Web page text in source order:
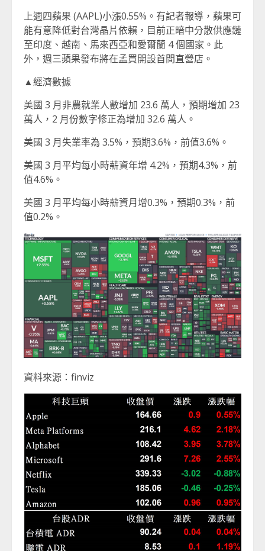
上週四蘋果 (AAPL)小漲0.55%。有記者報導，蘋果可
能有意降低對台灣晶片依賴，目前正暗中分散供應鏈
至印度、越南、馬來西亞和愛爾蘭 4 個國家。此
外，週三蘋果發布將在孟買開設首間直營店。
▲經濟數據
美國 3 月非農就業人數增加 23.6 萬人，預期增加 23
萬人，2 月份數字修正為增加 32.6 萬人。
美國 3 月失業率為 3.5%，預期3.6%，前值3.6%。
美國 3 月平均每小時薪資年增 4.2%，預期4.3%，前
值4.6%。
美國 3 月平均每小時薪資月增0.3%，預期0.3%，前
值0.2%。
資料來源：finviz